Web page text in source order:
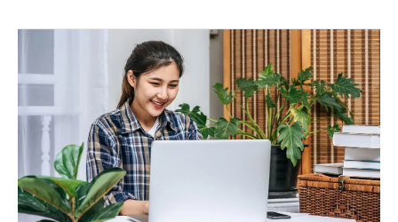
的
要
網
是
什
麼？
和
靜
態